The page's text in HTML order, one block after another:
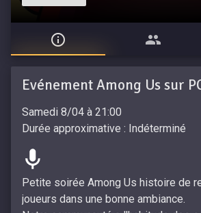
Evénement Among Us sur
Samedi 8/04 à 21:00
Durée approximative : Indéterminé
Petite soirée Among Us histoire de
joueurs dans une bonne ambiance.